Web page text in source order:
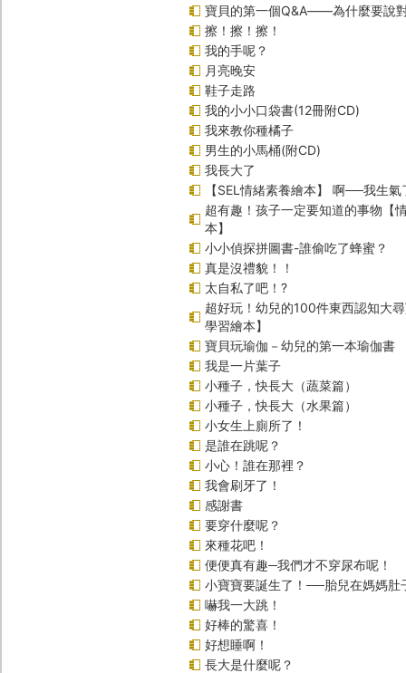
寶貝的第一個Q&A――為什麼要說
擦！擦！擦！
我的手呢？
月亮晚安
鞋子走路
我的小小口袋書(12冊附CD)
我來教你種橘子
男生的小馬桶(附CD)
我長大了
【SEL情緒素養繪本】 啊──我生
超有趣！孩子一定要知道的事物【
本】
小小偵探拼圖書-誰偷吃了蜂蜜？
真是沒禮貌！！
太自私了吧！?
超好玩！幼兒的100件東西認知大
學習繪本】
寶貝玩瑜伽－幼兒的第一本瑜伽書
我是一片葉子
小種子，快長大（蔬菜篇）
小種子，快長大（水果篇）
小女生上廁所了！
是誰在跳呢？
小心！誰在那裡？
我會刷牙了！
感謝書
要穿什麼呢？
來種花吧！
便便真有趣─我們才不穿尿布呢！
小寶寶要誕生了！──胎兒在媽媽肚
嚇我一大跳！
好棒的驚喜！
好想睡啊！
長大是什麼呢？